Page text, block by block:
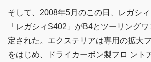
そして、2008年5月のこの日、レガシ
「レガシィS402」がB4とツーリング
定された。エクステリアは専用の拡大
をはじめ、ドライカーボン製フロ ント